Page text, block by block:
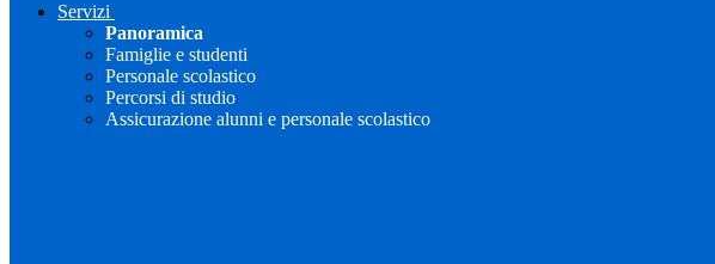
Servizi
Panoramica
Famiglie e studenti
Personale scolastico
Percorsi di studio
Assicurazione alunni e personale scolastico